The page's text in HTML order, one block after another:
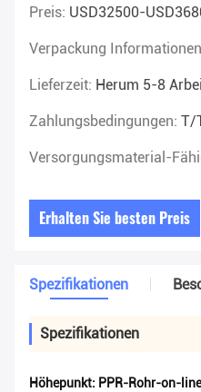
Preis: USD32500-
Verpackung
Lieferzeit: Herum 5-8
Zahlungsbedingungen: T/
Versorgungsmaterial-
Erhalten Sie besten Preis
Spezifikationen
Spezifikationen
Höhepunkt: PPR-Rohr-on-